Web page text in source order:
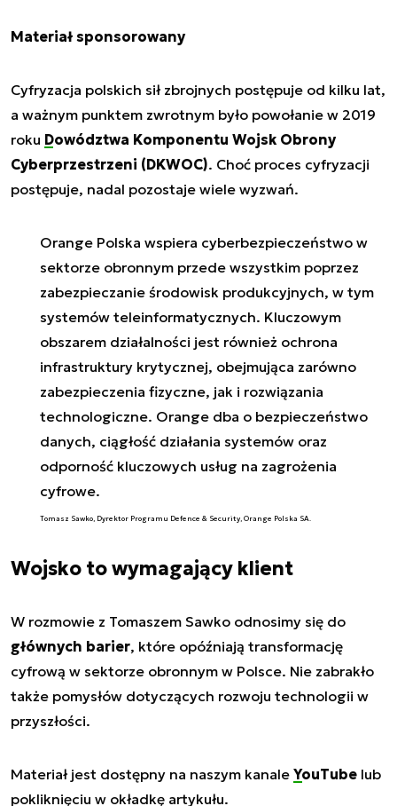
Materiał sponsorowany
Cyfryzacja polskich sił zbrojnych postępuje od kilku lat,
a ważnym punktem zwrotnym było powołanie w 2019
roku Dowództwa Komponentu Wojsk Obrony
Cyberprzestrzeni (DKWOC). Choć proces cyfryzacji
postępuje, nadal pozostaje wiele wyzwań.
Orange Polska wspiera cyberbezpieczeństwo w
sektorze obronnym przede wszystkim poprzez
zabezpieczanie środowisk produkcyjnych, w tym
systemów teleinformatycznych. Kluczowym
obszarem działalności jest również ochrona
infrastruktury krytycznej, obejmująca zarówno
zabezpieczenia fizyczne, jak i rozwiązania
technologiczne. Orange dba o bezpieczeństwo
danych, ciągłość działania systemów oraz
odporność kluczowych usług na zagrożenia
cyfrowe.
Tomasz Sawko, Dyrektor Programu Defence & Security, Orange Polska SA.
Wojsko to wymagający klient
W rozmowie z Tomaszem Sawko odnosimy się do
głównych barier, które opóźniają transformację
cyfrową w sektorze obronnym w Polsce. Nie zabrakło
także pomysłów dotyczących rozwoju technologii w
przyszłości.
Materiał jest dostępny na naszym kanale YouTube lub
pokliknięciu w okładkę artykułu.